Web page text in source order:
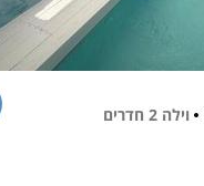
וילה 2 חדרים